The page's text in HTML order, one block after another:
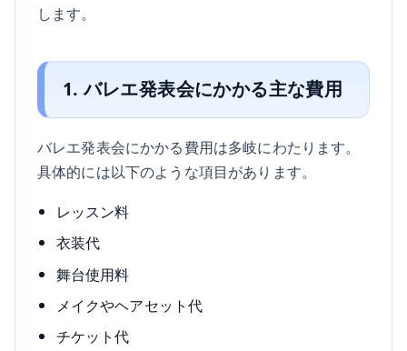
します。
1. バレエ発表会にかかる主な費用
バレエ発表会にかかる費用は多岐にわたります。
具体的には以下のような項目があります。
レッスン料
衣装代
舞台使用料
メイクやヘアセット代
チケット代